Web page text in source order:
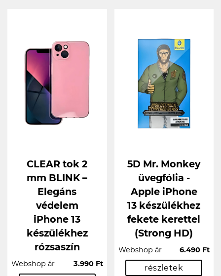
CLEAR tok 2
mm BLINK –
Elegáns
védelem
iPhone 13
készülékhez
rózsaszín
Webshop ár 3.990 Ft
5D Mr. Monkey
üvegfólia -
Apple iPhone
13 készülékhez
fekete kerettel
(Strong HD)
Webshop ár 6.490 Ft
részletek